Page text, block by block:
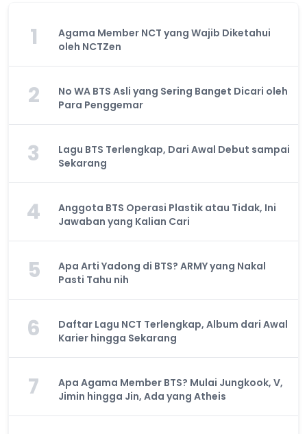
1
Agama Member NCT yang Wajib Diketahui
oleh NCTZen
2
No WA BTS Asli yang Sering Banget Dicari oleh
Para Penggemar
3
Lagu BTS Terlengkap, Dari Awal Debut sampai
Sekarang
4
Anggota BTS Operasi Plastik atau Tidak, Ini
Jawaban yang Kalian Cari
5
Apa Arti Yadong di BTS? ARMY yang Nakal
Pasti Tahu nih
6
Daftar Lagu NCT Terlengkap, Album dari Awal
Karier hingga Sekarang
7
Apa Agama Member BTS? Mulai Jungkook, V,
Jimin hingga Jin, Ada yang Atheis